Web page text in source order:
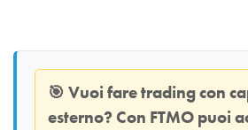
🎯 Vuoi fare trading con
esterno? Con FTMO puoi